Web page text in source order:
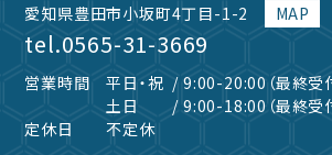
愛知県豊田市小坂町4丁目-1-2
MAP
tel.0565-31-3669
営業時間 平日・祝 / 9:00-20:00（最終受
土日
/ 9:00-18:00（最終受
定休日
不定休